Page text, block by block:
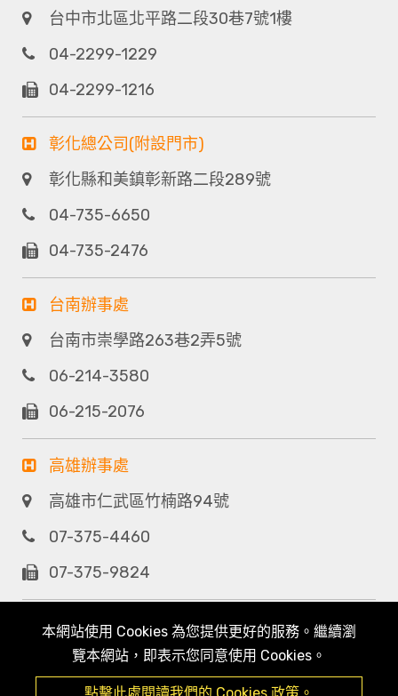
本網站使用 Cookies 為您提供更好的服務。繼續瀏
覽本網站，即表示您同意使用 Cookies。
台中市北區北平路二段30巷7號1樓
04-2299-1229
04-2299-1216
彰化總公司(附設門市)
彰化縣和美鎮彰新路二段289號
04-735-6650
04-735-2476
台南辦事處
台南市崇學路263巷2弄5號
06-214-3580
06-215-2076
高雄辦事處
高雄市仁武區竹楠路94號
07-375-4460
07-375-9824